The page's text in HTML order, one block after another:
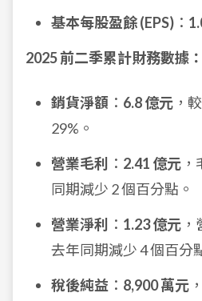
基本每股盈餘 (EPS) ：
2025 前二季累計財務數據：
銷貨淨額 ： 6.8 億元 ，
29%。
營業毛利
： 2.41 億元
同期減少 2 個百分點。
營業淨利
： 1.23 億元
去年同期減少 4 個百分
稅後純益 ： 8,900 萬元